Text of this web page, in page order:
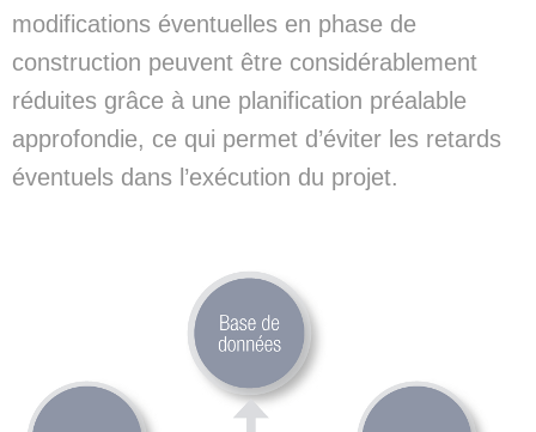
modifications éventuelles en phase de
construction peuvent être considérablement
réduites grâce à une planification préalable
approfondie, ce qui permet d’éviter les retards
éventuels dans l’exécution du projet.